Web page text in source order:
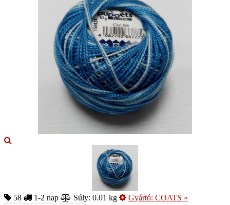
58 1-2 nap Súly: 0.01 kg Gyártó: COATS »